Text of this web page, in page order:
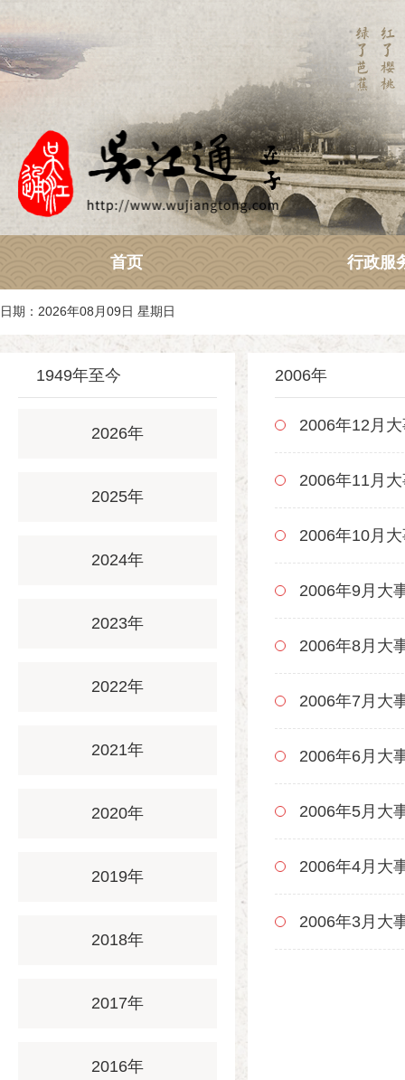
首页 行政服
日期：2026年08月09日 星期日
1949年至今
2026年
2025年
2024年
2023年
2022年
2021年
2020年
2019年
2018年
2017年
2016年
2006年
2006年12月
2006年11月
2006年10月
2006年9月大
2006年8月大
2006年7月大
2006年6月大
2006年5月大
2006年4月大
2006年3月大